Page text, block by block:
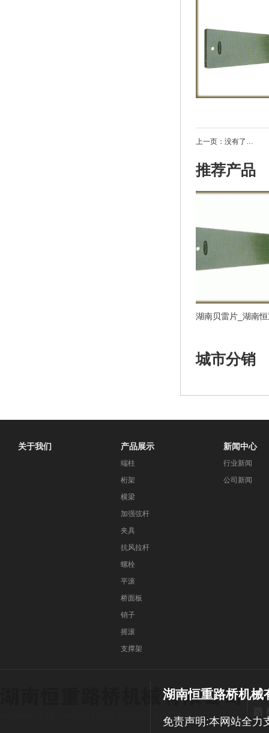
上一页：没有了…
推荐产品
城市分销
关于我们 产品展示
端柱
桁架
横梁
加强弦杆
夹具
抗风拉杆
螺栓
平滚
桥面板
销子
摇滚
支撑架
新闻中心
行业新闻
公司新闻
湖南恒重路桥机械
免责声明:本网站全力